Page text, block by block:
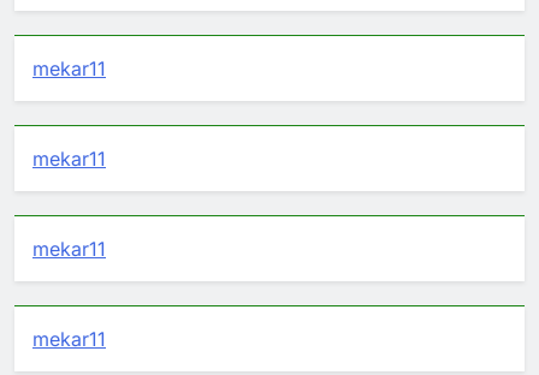
mekar11
mekar11
mekar11
mekar11